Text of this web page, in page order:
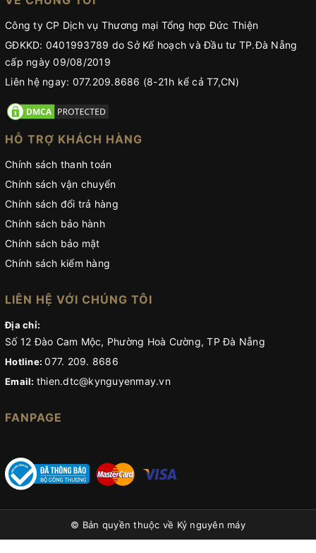
Công ty CP Dịch vụ Thương mại Tổng hợp Đức Thiện
GĐKKD: 0401993789 do Sở Kế hoạch và Đầu tư TP.Đà Nẵng
cấp ngày 09/08/2019
Liên hệ ngay: 077.209.8686 (8-21h kể cả T7,CN)
HỖ TRỢ KHÁCH HÀNG
Chính sách thanh toán
Chính sách vận chuyển
Chính sách đổi trả hàng
Chính sách bảo hành
Chính sách bảo mật
Chính sách kiểm hàng
LIÊN HỆ VỚI CHÚNG TÔI
Địa chỉ:
Số 12 Đào Cam Mộc, Phường Hoà Cường, TP Đà Nẵng
Hotline:077. 209. 8686
Email: thien.dtc@kynguyenmay.vn
FANPAGE
© Bản quyền thuộc về Kỷ nguyên máy